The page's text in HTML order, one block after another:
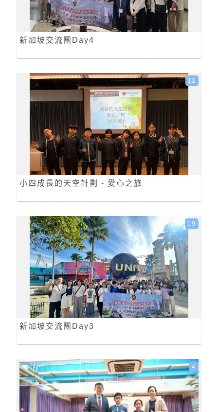
新加坡交流團Day4
小四成長的天空計劃 - 愛心之旅
11
新加坡交流團Day3
19
4